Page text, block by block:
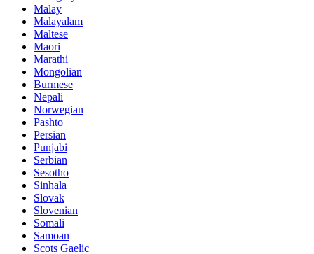
Malay
Malayalam
Maltese
Maori
Marathi
Mongolian
Burmese
Nepali
Norwegian
Pashto
Persian
Punjabi
Serbian
Sesotho
Sinhala
Slovak
Slovenian
Somali
Samoan
Scots Gaelic